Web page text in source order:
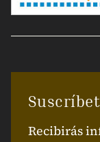
Recibirás